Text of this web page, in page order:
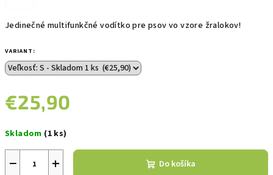
Jedinečné multifunkčné vodítko pre psov vo vzore žralokov!
VARIANT:
€25,90
cena:
Skladom (1 ks)
+
− Do košíka